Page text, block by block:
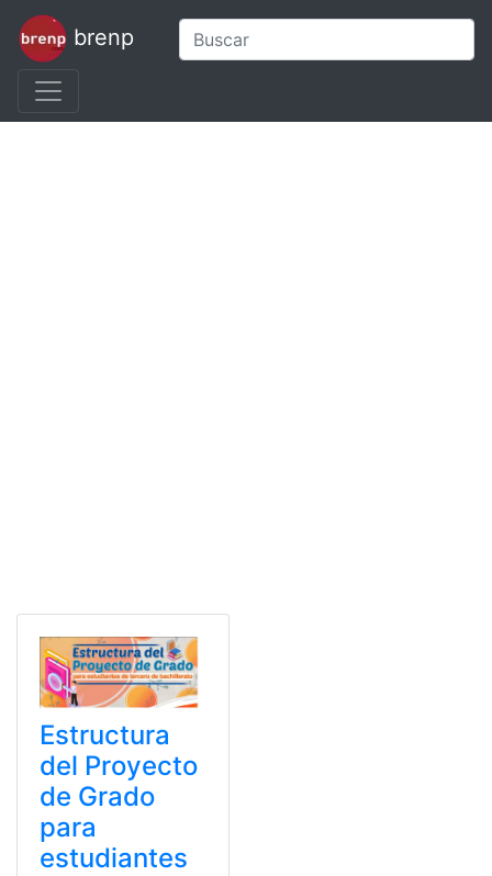
brenp
Estructura
del Proyecto
de Grado
para
estudiantes